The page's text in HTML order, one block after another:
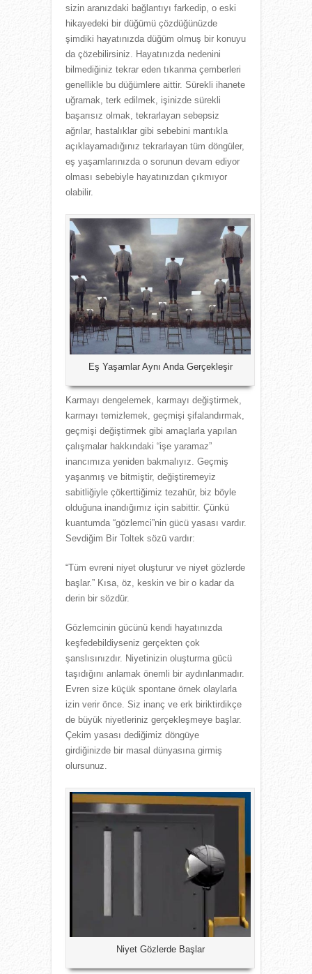
sizin aranızdaki bağlantıyı farkedip, o eski
hikayedeki bir düğümü çözdüğünüzde
şimdiki hayatınızda düğüm olmuş bir konuyu
da çözebilirsiniz. Hayatınızda nedenini
bilmediğiniz tekrar eden tıkanma çemberleri
genellikle bu düğümlere aittir. Sürekli ihanete
uğramak, terk edilmek, işinizde sürekli
başarısız olmak, tekrarlayan sebepsiz
ağrılar, hastalıklar gibi sebebini mantıkla
açıklayamadığınız tekrarlayan tüm döngüler,
eş yaşamlarınızda o sorunun devam ediyor
olması sebebiyle hayatınızdan çıkmıyor
olabilir.
Eş Yaşamlar Aynı Anda Gerçekleşir
Karmayı dengelemek, karmayı değiştirmek,
karmayı temizlemek, geçmişi şifalandırmak,
geçmişi değiştirmek gibi amaçlarla yapılan
çalışmalar hakkındaki “işe yaramaz”
inancımıza yeniden bakmalıyız. Geçmiş
yaşanmış ve bitmiştir, değiştiremeyiz
sabitliğiyle çökerttiğimiz tezahür, biz böyle
olduğuna inandığımız için sabittir. Çünkü
kuantumda “gözlemci”nin gücü yasası vardır.
Sevdiğim Bir Toltek sözü vardır:
“Tüm evreni niyet oluşturur ve niyet gözlerde
başlar.” Kısa, öz, keskin ve bir o kadar da
derin bir sözdür.
Gözlemcinin gücünü kendi hayatınızda
keşfedebildiyseniz gerçekten çok
şanslısınızdır. Niyetinizin oluşturma gücü
taşıdığını anlamak önemli bir aydınlanmadır.
Evren size küçük spontane örnek olaylarla
izin verir önce. Siz inanç ve erk biriktirdikçe
de büyük niyetleriniz gerçekleşmeye başlar.
Çekim yasası dediğimiz döngüye
girdiğinizde bir masal dünyasına girmiş
olursunuz.
Niyet Gözlerde Başlar